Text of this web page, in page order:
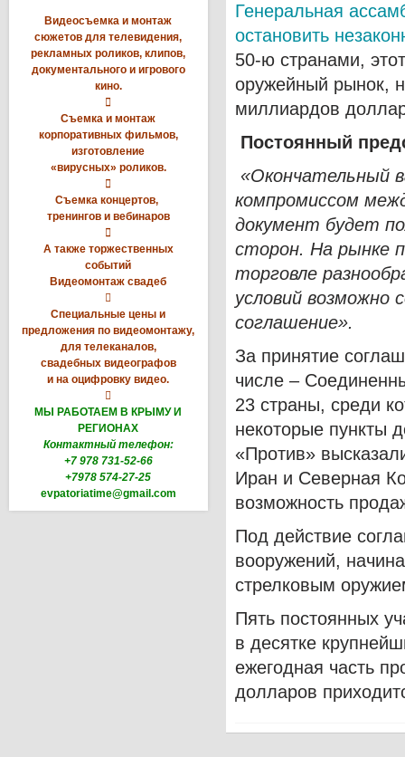
Видеосъемка и монтаж
сюжетов для телевидения,
рекламных роликов, клипов,
документального и игрового
кино.

Съемка и монтаж
корпоративных фильмов,
изготовление
«вирусных» роликов.

Съемка концертов,
тренингов и вебинаров

А также торжественных
событий
Видеомонтаж свадеб

Специальные цены и
предложения по видеомонтажу,
для телеканалов,
свадебных видеографов
и на оцифровку видео.

МЫ РАБОТАЕМ В КРЫМУ И
РЕГИОНАХ
Контактный телефон:
+7 978 731-52-66
+7978 574-27-25
evpatoriatime@gmail.com
Генеральная
остановить
50-ю странами,
оружейный рынок,
миллиардов
Постоянный
«Окончательный
компромиссом
документ будет
сторон. На рынке
торговле
условий возможно
соглашение».
За принятие
числе –
23 страны, среди
некоторые пункты
«Против»
Иран и Северная
возможность
Под действие
вооружений,
стрелковым
Пять постоянных
в десятке
ежегодная часть
долларов